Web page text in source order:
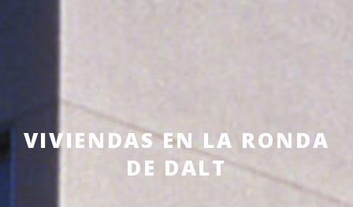
VIVIENDAS EN LA RONDA
DE DALT